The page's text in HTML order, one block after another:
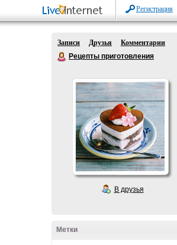
Регистрация
Записи Друзья
Комментарии
Рецепты приготовления
В друзья
Метки